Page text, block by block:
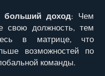
больший доход: Чем
свою должность, тем
в матрице, что
возможностей по
команды.